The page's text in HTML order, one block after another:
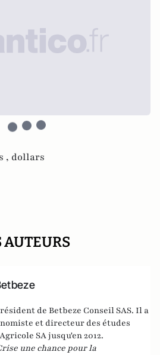
, dollars
AUTEURS
de Betbeze Conseil SAS. Il a
et directeur des études
SA jusqu'en 2012.
une chance pour la